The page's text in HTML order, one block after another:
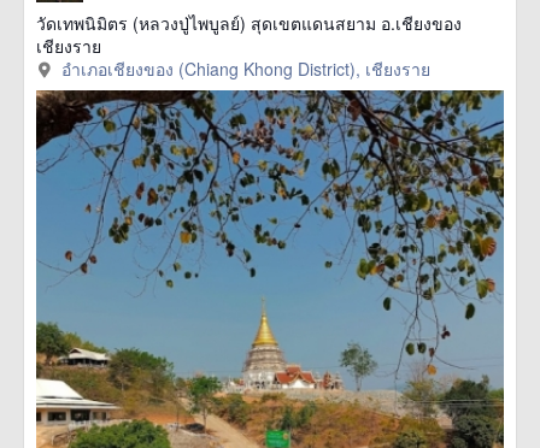
วัดเทพนิมิตร (หลวงปู่ไพบูลย์) สุดเขตแดนสยาม อ.เชียงของ
เชียงราย
อำเภอเชียงของ (Chiang Khong District), เชียงราย